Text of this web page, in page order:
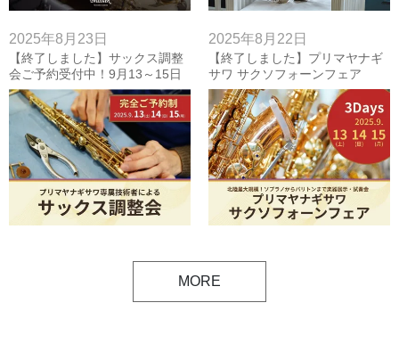
2025年8月23日
【終了しました】サックス調整
会ご予約受付中！9月13～15日
2025年8月22日
【終了しました】プリマヤナギ
サワ サクソフォーンフェア
2025！楽器展示・調整会・ライ
ブ・レッスン！9月13～15日
MORE